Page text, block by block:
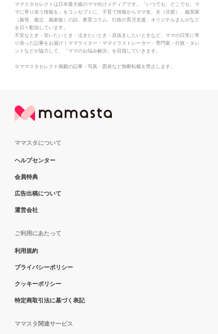
ママスタセレクトは日本最大級のママ向けメディアです。「いつでも、どこでも、マ
マに寄り添う情報を」をコンセプトに、子育て情報からママ友、夫（旦那）、義実家
（義母、義父、義家族）の話、教育コラム、行政の育児支援、オリジナルまんがなど
を日々配信しています。
不安なとき・笑いたいとき・泣きたいとき・息抜きしたいときなど、ママの日常に寄
り添った記事をお届け！ママライター・ママイラストレーター・専門家・行政・タレ
ントなどが協力して、「ママのお悩み解決」を目指していきます。
※ママスタセレクト掲載の記事・写真・図表など無断転載を禁止します。
ママスタについて
ヘルプセンター
会員特典
広告出稿について
運営会社
ご利用にあたって
利用規約
プライバシーポリシー
クッキーポリシー
特定商取引法に基づく表記
ママスタ関連サービス